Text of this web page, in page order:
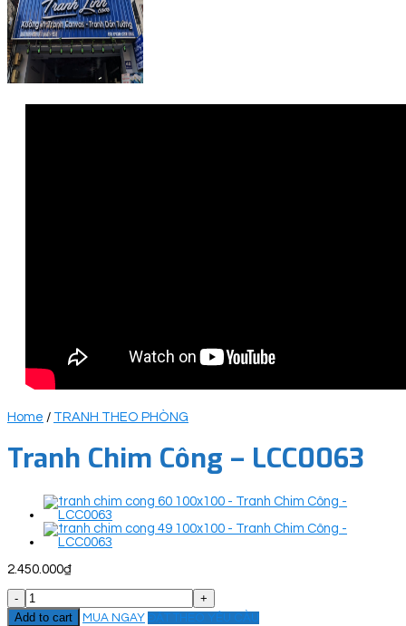
Home / TRANH THEO PHÒNG
Tranh Chim Công – LCC0063
2.450.000₫
Tranh
Chim
Công
Add to cart MUA NGAY ĐẶT THEO YÊU CẦU